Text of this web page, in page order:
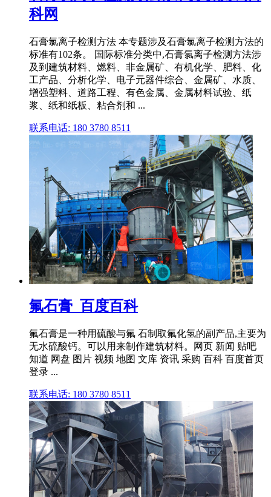
科网
石膏氯离子检测方法 本专题涉及石膏氯离子检测方法的
标准有102条。 国际标准分类中,石膏氯离子检测方法涉
及到建筑材料、燃料、非金属矿、有机化学、肥料、化
工产品、分析化学、电子元器件综合、金属矿、水质、
增强塑料、道路工程、有色金属、金属材料试验、纸
浆、纸和纸板、粘合剂和 ...
联系电话: 180 3780 8511
氟石膏_百度百科
氟石膏是一种用硫酸与氟 石制取氟化氢的副产品,主要为
无水硫酸钙。可以用来制作建筑材料。网页 新闻 贴吧
知道 网盘 图片 视频 地图 文库 资讯 采购 百科 百度首页
登录 ...
联系电话: 180 3780 8511